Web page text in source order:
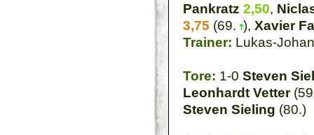
Pankratz 2,50,
3,75 (69. ), Xavier
Trainer: Lukas-
Tore: 1-0 Steven
Leonhardt Vetter
Steven Sieling (80.)